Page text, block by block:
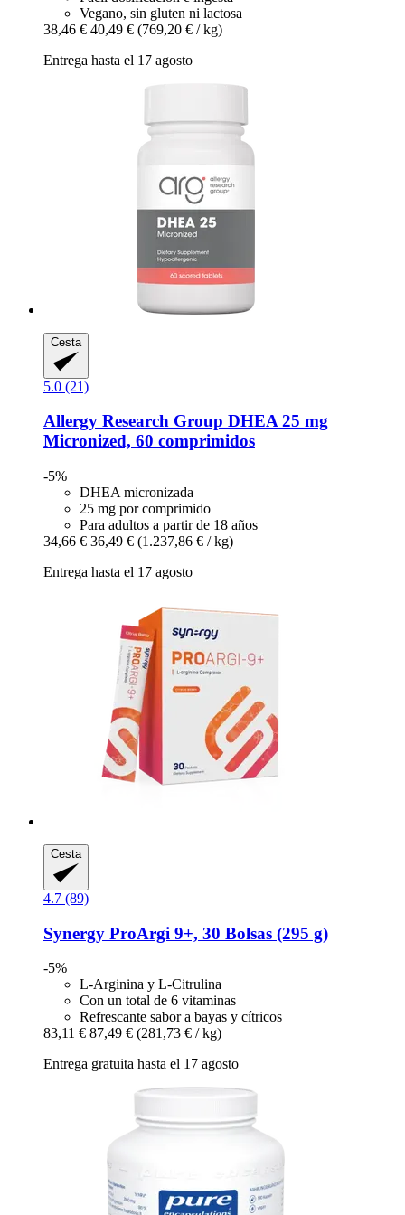
Vegano, sin gluten ni lactosa
38,46 € 40,49 € (769,20 € / kg)
Entrega hasta el 17 agosto
Cesta
5.0 (21)
Allergy Research Group DHEA 25 mg
Micronized, 60 comprimidos
-5%
DHEA micronizada
25 mg por comprimido
Para adultos a partir de 18 años
34,66 € 36,49 € (1.237,86 € / kg)
Entrega hasta el 17 agosto
Cesta
4.7 (89)
Synergy ProArgi 9+, 30 Bolsas (295 g)
-5%
L-Arginina y L-Citrulina
Con un total de 6 vitaminas
Refrescante sabor a bayas y cítricos
83,11 € 87,49 € (281,73 € / kg)
Entrega gratuita hasta el 17 agosto